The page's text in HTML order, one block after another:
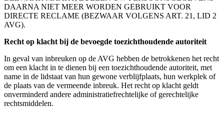
DAARNA NIET MEER WORDEN GEBRUIKT VOOR
DIRECTE RECLAME (BEZWAAR VOLGENS ART. 21, LID 2
AVG).
Recht op klacht bij de bevoegde toezichthoudende autoriteit
In geval van inbreuken op de AVG hebben de betrokkenen het recht
om een klacht in te dienen bij een toezichthoudende autoriteit, met
name in de lidstaat van hun gewone verblijfplaats, hun werkplek of
de plaats van de vermeende inbreuk. Het recht op klacht geldt
onverminderd andere administratiefrechtelijke of gerechtelijke
rechtsmiddelen.